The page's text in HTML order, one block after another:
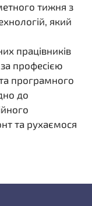
тижня з
який
працівників
за професією
програмного
до
та рухаємося